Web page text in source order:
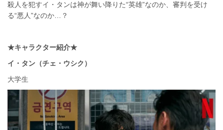
殺人を犯すイ・タンは神が舞い降りた“英雄”なのか、審判を受け
る“悪人”なのか…？
★キャラクター紹介★
イ・タン（チェ・ウシク）
大学生